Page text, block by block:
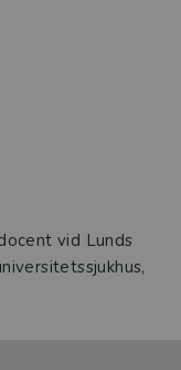
vid Lunds